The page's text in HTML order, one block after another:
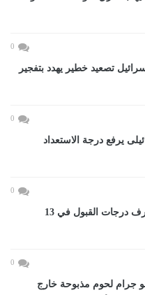
0
تصعيد خطير يهدد بتفجير
0
يرفع درجة الاستعداد
0
تنسيق الثانوى العام 2027.. اعرف درجات القبول في 13
0
الأقصر.. ضبط ١٨٥ كيلو جرام لحوم مذبوحة خارج